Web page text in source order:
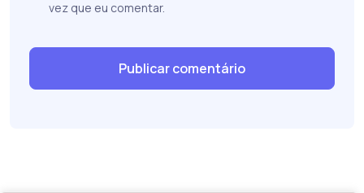
vez que eu comentar.